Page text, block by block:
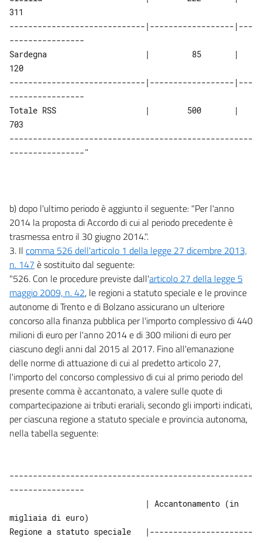
31
34
37
38
40
CAPO III
Strumenti per prevenire il formarsi di ritardi
dei
pagamenti delle
pubbliche amministrazioni
41
41 bis
42
43
44
45
45 bis
TITOLO IV
Norme finanziarie ed entrata in vigore
46
48
50
50 bis
311
-----------------------------|------------------|---
----------------
Sardegna                     |         85       |
120
-----------------------------|------------------|---
----------------
Totale RSS                   |        500       |
703
----------------------------------------------------
----------------"
b) dopo l'ultimo periodo è aggiunto il seguente: "Per l'anno
2014 la proposta di Accordo di cui al periodo precedente è
trasmessa entro il 30 giugno 2014.".
3. Il comma 526 dell'articolo 1 della legge 27 dicembre 2013,
n. 147 è sostituito dal seguente:
"526. Con le procedure previste dall'articolo 27 della legge 5
maggio 2009, n. 42, le regioni a statuto speciale e le province
autonome di Trento e di Bolzano assicurano un ulteriore
concorso alla finanza pubblica per l'importo complessivo di 440
milioni di euro per l'anno 2014 e di 300 milioni di euro per
ciascuno degli anni dal 2015 al 2017. Fino all'emanazione
delle norme di attuazione di cui al predetto articolo 27,
l'importo del concorso complessivo di cui al primo periodo del
presente comma è accantonato, a valere sulle quote di
compartecipazione ai tributi erariali, secondo gli importi indicati,
per ciascuna regione a statuto speciale e provincia autonoma,
nella tabella seguente:
----------------------------------------------------
----------------
migliaia di euro)
Regione a statuto speciale   |----------------------